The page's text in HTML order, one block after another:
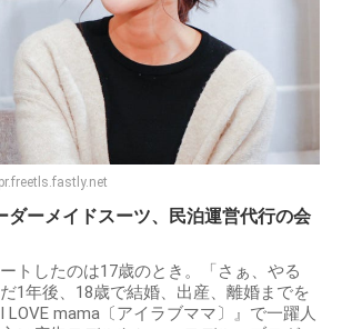
ダーメイドスーツ、民泊運営代行の会
トしたのは17歳のとき。「さぁ、やる
1年後、18歳で結婚、出産、離婚までを
LOVE mama〔アイラブママ〕』で一躍人